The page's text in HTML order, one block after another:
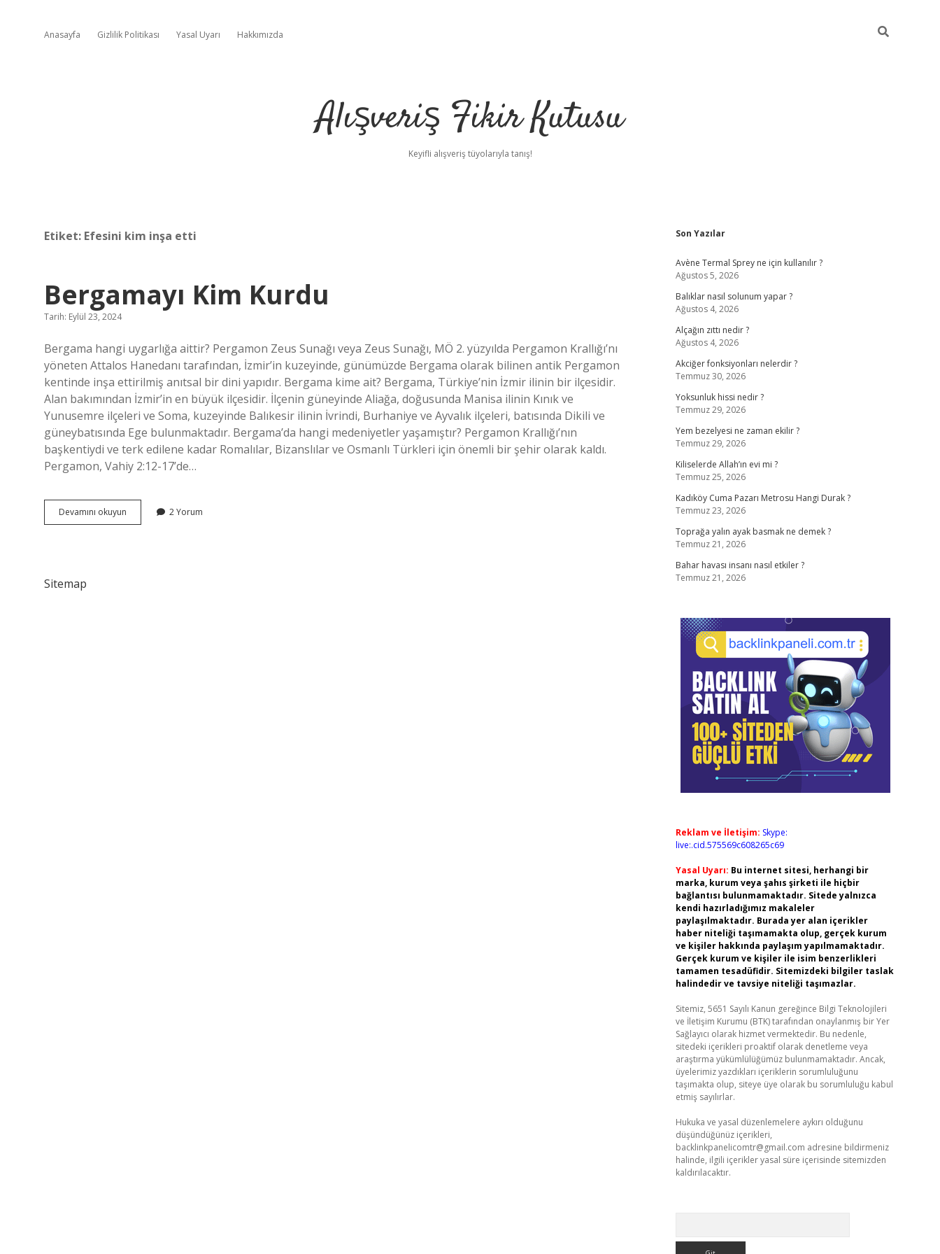
Anasayfa Gizlilik Politikası Yasal Uyarı Hakkımızda
Alışveriş Fikir Kutusu
Keyifli alışveriş tüyolarıyla tanış!
Etiket: Efesini kim inşa etti
Bergamayı Kim Kurdu
Tarih: Eylül 23, 2024
Bergama hangi uygarlığa aittir? Pergamon Zeus Sunağı veya Zeus Sunağı, MÖ 2. yüzyılda Pergamon Krallığı’nı
yöneten Attalos Hanedanı tarafından, İzmir’in kuzeyinde, günümüzde Bergama olarak bilinen antik Pergamon
kentinde inşa ettirilmiş anıtsal bir dini yapıdır. Bergama kime ait? Bergama, Türkiye’nin İzmir ilinin bir ilçesidir.
Alan bakımından İzmir’in en büyük ilçesidir. İlçenin güneyinde Aliağa, doğusunda Manisa ilinin Kınık ve
Yunusemre ilçeleri ve Soma, kuzeyinde Balıkesir ilinin İvrindi, Burhaniye ve Ayvalık ilçeleri, batısında Dikili ve
güneybatısında Ege bulunmaktadır. Bergama’da hangi medeniyetler yaşamıştır? Pergamon Krallığı’nın
başkentiydi ve terk edilene kadar Romalılar, Bizanslılar ve Osmanlı Türkleri için önemli bir şehir olarak kaldı.
Pergamon, Vahiy 2:12-17’de…
Devamını okuyun Bergamayı
Kim
2 Yorum
Sitemap
Sidebar
Son Yazılar
Avène Termal Sprey ne için kullanılır ?
Ağustos 5, 2026
Balıklar nasıl solunum yapar ?
Ağustos 4, 2026
Alçağın zıttı nedir ?
Ağustos 4, 2026
Akciğer fonksiyonları nelerdir ?
Temmuz 30, 2026
Yoksunluk hissi nedir ?
Temmuz 29, 2026
Yem bezelyesi ne zaman ekilir ?
Temmuz 29, 2026
Kiliselerde Allah’ın evi mi ?
Temmuz 25, 2026
Kadıköy Cuma Pazarı Metrosu Hangi Durak ?
Temmuz 23, 2026
Toprağa yalın ayak basmak ne demek ?
Temmuz 21, 2026
Bahar havası insanı nasıl etkiler ?
Temmuz 21, 2026
Reklam ve İletişim: Skype:
live:.cid.575569c608265c69
Yasal Uyarı: Bu internet sitesi, herhangi bir
marka, kurum veya şahıs şirketi ile hiçbir
bağlantısı bulunmamaktadır. Sitede yalnızca
kendi hazırladığımız makaleler
paylaşılmaktadır. Burada yer alan içerikler
haber niteliği taşımamakta olup, gerçek kurum
ve kişiler hakkında paylaşım yapılmamaktadır.
Gerçek kurum ve kişiler ile isim benzerlikleri
tamamen tesadüfidir. Sitemizdeki bilgiler taslak
halindedir ve tavsiye niteliği taşımazlar.
Sitemiz, 5651 Sayılı Kanun gereğince Bilgi Teknolojileri
ve İletişim Kurumu (BTK) tarafından onaylanmış bir Yer
Sağlayıcı olarak hizmet vermektedir. Bu nedenle,
sitedeki içerikleri proaktif olarak denetleme veya
araştırma yükümlülüğümüz bulunmamaktadır. Ancak,
üyelerimiz yazdıkları içeriklerin sorumluluğunu
taşımakta olup, siteye üye olarak bu sorumluluğu kabul
etmiş sayılırlar.
Hukuka ve yasal düzenlemelere aykırı olduğunu
düşündüğünüz içerikleri,
backlinkpanelicomtr@gmail.com adresine bildirmeniz
halinde, ilgili içerikler yasal süre içerisinde sitemizden
kaldırılacaktır.